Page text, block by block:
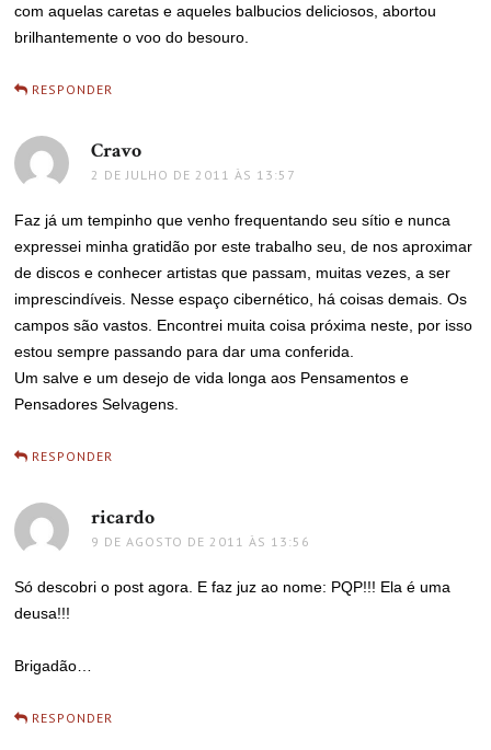
com aquelas caretas e aqueles balbucios deliciosos, abortou
brilhantemente o voo do besouro.
RESPONDER
Cravo
2 DE JULHO DE 2011 ÀS 13:57
Faz já um tempinho que venho frequentando seu sítio e nunca
expressei minha gratidão por este trabalho seu, de nos aproximar
de discos e conhecer artistas que passam, muitas vezes, a ser
imprescindíveis. Nesse espaço cibernético, há coisas demais. Os
campos são vastos. Encontrei muita coisa próxima neste, por isso
estou sempre passando para dar uma conferida.
Um salve e um desejo de vida longa aos Pensamentos e
Pensadores Selvagens.
RESPONDER
ricardo
9 DE AGOSTO DE 2011 ÀS 13:56
Só descobri o post agora. E faz juz ao nome: PQP!!! Ela é uma
deusa!!!
Brigadão…
RESPONDER